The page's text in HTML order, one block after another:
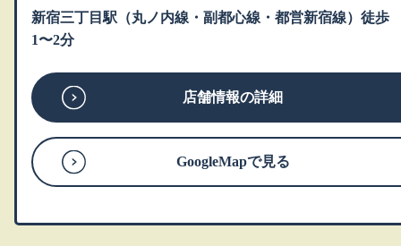
新宿三丁目駅（丸ノ内線・副都心線・都営新宿線）徒歩
1〜2分
店舗情報の詳細
GoogleMapで見る